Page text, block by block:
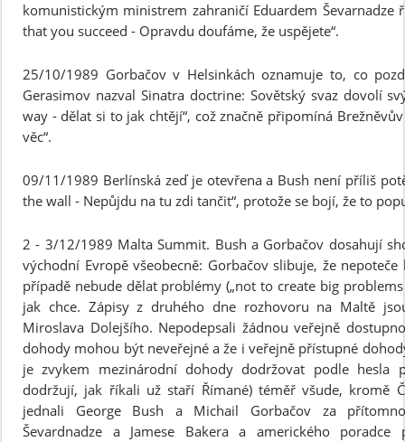
komunistickým ministrem zahraničí Eduardem Ševarnadze
that you succeed - Opravdu doufáme, že uspějete“.
25/10/1989 Gorbačov v Helsinkách oznamuje to, co
Gerasimov nazval Sinatra doctrine: Sovětský svaz dovolí
way - dělat si to jak chtějí“, což značně připomíná
věc“.
09/11/1989 Berlínská zeď je otevřena a Bush není příliš
the wall - Nepůjdu na tu zdi tančit“, protože se bojí, že to
2 - 3/12/1989 Malta Summit. Bush a Gorbačov dosahují
východní Evropě všeobecně: Gorbačov slibuje, že
případě nebude dělat problémy („not to create big
jak chce. Zápisy z druhého dne rozhovoru na Maltě
Miroslava Dolejšího. Nepodepsali žádnou veřejně
dohody mohou být neveřejné a že i veřejně přístupné
je zvykem mezinárodní dohody dodržovat podle hesla
dodržují, jak říkali už staří Římané) téměř všude, kromě
jednali George Bush a Michail Gorbačov za
Ševardnadze a Jamese Bakera a amerického